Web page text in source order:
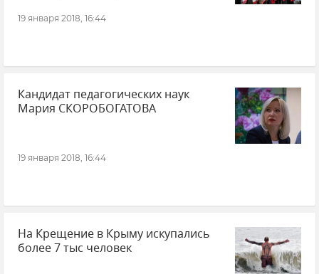
19 января 2018, 16:44
Кандидат педагогических наук
Мария СКОРОБОГАТОВА
19 января 2018, 16:44
На Крещение в Крыму искупались
более 7 тыс человек